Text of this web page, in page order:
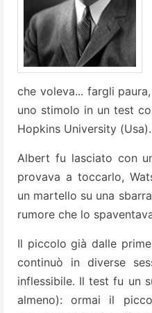
che voleva... fargli
uno stimolo in un test
Hopkins University (Usa).
Albert fu lasciato con
provava a toccarlo,
un martello su una
rumore che lo
Il piccolo già dalle
continuò in diverse
inflessibile. Il test fu un
almeno): ormai il